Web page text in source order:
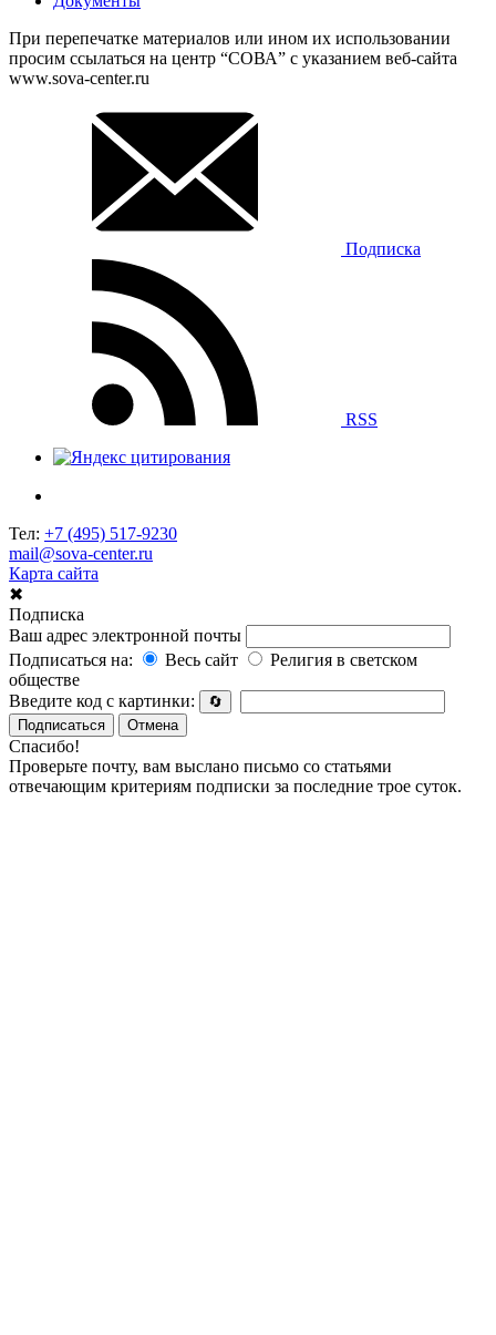
При перепечатке материалов или ином их использовании
просим ссылаться на центр “СОВА” с указанием веб-сайта
www.sova-center.ru
Подписка
RSS
Тел: +7 (495) 517-9230
mail@sova-center.ru
Карта сайта
✖
Подписка
Ваш адрес электронной почты
Подписаться на:
Весь сайт
Религия в светском
обществе
Введите код с картинки:
🔄
Подписаться
Отмена
Спасибо!
Проверьте почту, вам выслано письмо со статьями
отвечающим критериям подписки за последние трое суток.